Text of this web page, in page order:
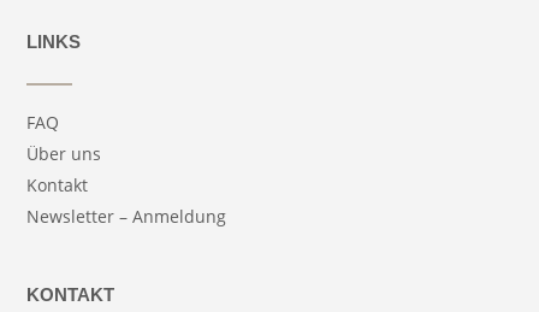
LINKS
FAQ
Über uns
Kontakt
Newsletter – Anmeldung
KONTAKT